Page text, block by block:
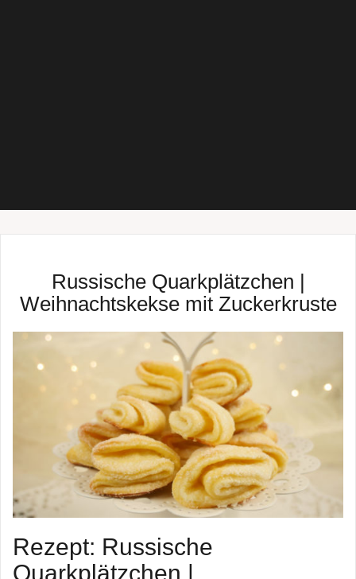
Russische Quarkplätzchen |
Weihnachtskekse mit Zuckerkruste
Rezept: Russische
Quarkplätzchen |